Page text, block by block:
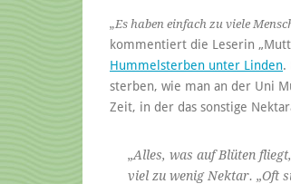
„Es haben einfach zu viele
kommentiert die Leserin
Hummelsterben unter Linden.
sterben, wie man an der Uni
Zeit, in der das sonstige
„Alles, was auf Blüten
viel zu wenig Nektar. „Oft